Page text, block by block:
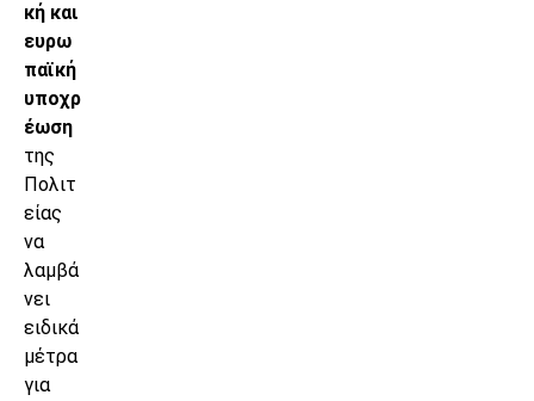
κή και
ευρω
παϊκή
υποχρ
έωση
της
Πολιτ
είας
να
λαμβά
νει
ειδικά
μέτρα
για